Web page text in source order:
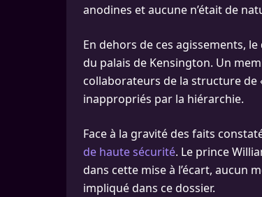
anodines et aucune n’était de
En dehors de ces agissements,
du palais de Kensington. Un
collaborateurs de la structure
inappropriés par la hiérarchie.
Face à la gravité des faits
de haute sécurité. Le prince
dans cette mise à l’écart, aucun
impliqué dans ce dossier.